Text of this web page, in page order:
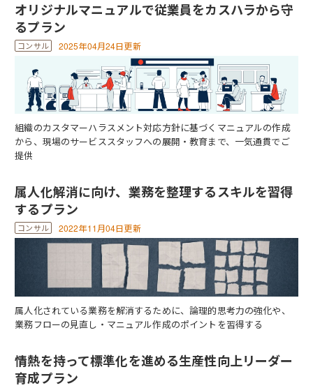
オリジナルマニュアルで従業員をカスハラから守
るプラン
2025年04月24日更新
組織のカスタマーハラスメント対応方針に基づくマニュアルの作成
から、現場のサービススタッフへの展開・教育まで、一気通貫でご
提供
属人化解消に向け、業務を整理するスキルを習得
するプラン
2022年11月04日更新
属人化されている業務を解消するために、論理的思考力の強化や、
業務フローの見直し・マニュアル作成のポイントを習得する
情熱を持って標準化を進める生産性向上リーダー
育成プラン